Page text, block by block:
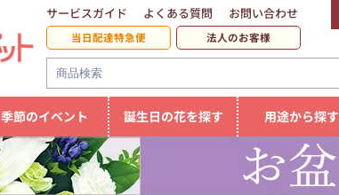
サービスガイド よくある質問 お問い合わせ
当日配達特急便 法人のお客様
季節のイベント 誕生日の花を探す 用途から探す